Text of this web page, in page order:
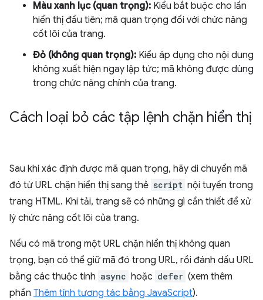
Màu xanh lục (quan trọng): Kiểu bắt buộc cho lần
hiển thị đầu tiên; mã quan trọng đối với chức năng
cốt lõi của trang.
Đỏ (không quan trọng): Kiểu áp dụng cho nội dung
không xuất hiện ngay lập tức; mã không được dùng
trong chức năng chính của trang.
Cách loại bỏ các tập lệnh chặn hiển thị
Sau khi xác định được mã quan trọng, hãy di chuyển mã
đó từ URL chặn hiển thị sang thẻ script nội tuyến trong
trang HTML. Khi tải, trang sẽ có những gì cần thiết để xử
lý chức năng cốt lõi của trang.
Nếu có mã trong một URL chặn hiển thị không quan
trọng, bạn có thể giữ mã đó trong URL, rồi đánh dấu URL
bằng các thuộc tính async hoặc defer (xem thêm
phần Thêm tính tương tác bằng JavaScript).